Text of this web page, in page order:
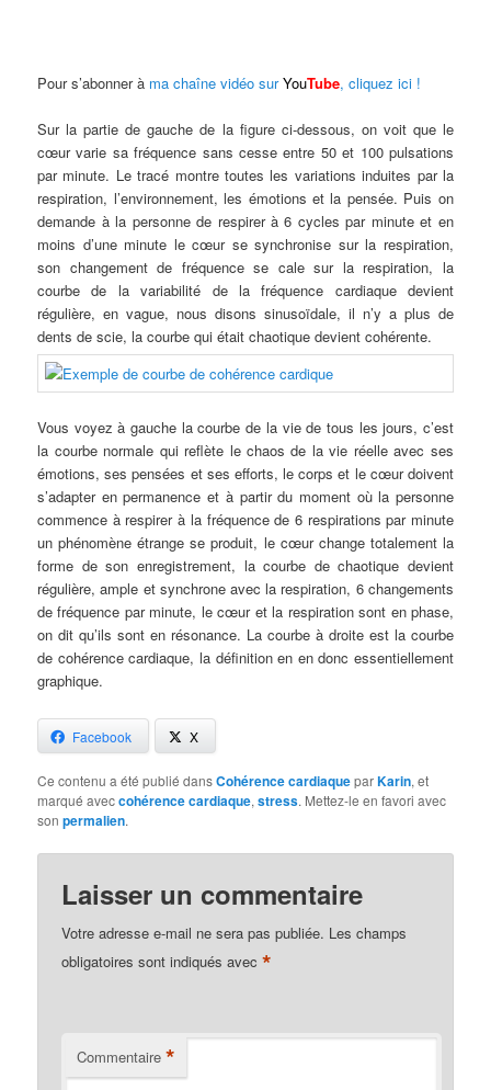
Pour s’abonner à ma chaîne vidéo surYouTube, cliquez ici !
Sur la partie de gauche de la figure ci-dessous, on voit que le
cœur varie sa fréquence sans cesse entre 50 et 100 pulsations
par minute. Le tracé montre toutes les variations induites par la
respiration, l’environnement, les émotions et la pensée. Puis on
demande à la personne de respirer à 6 cycles par minute et en
moins d’une minute le cœur se synchronise sur la respiration,
son changement de fréquence se cale sur la respiration, la
courbe de la variabilité de la fréquence cardiaque devient
régulière, en vague, nous disons sinusoïdale, il n’y a plus de
dents de scie, la courbe qui était chaotique devient cohérente.
Vous voyez à gauche la courbe de la vie de tous les jours, c’est
la courbe normale qui reflète le chaos de la vie réelle avec ses
émotions, ses pensées et ses efforts, le corps et le cœur doivent
s’adapter en permanence et à partir du moment où la personne
commence à respirer à la fréquence de 6 respirations par minute
un phénomène étrange se produit, le cœur change totalement la
forme de son enregistrement, la courbe de chaotique devient
régulière, ample et synchrone avec la respiration, 6 changements
de fréquence par minute, le cœur et la respiration sont en phase,
on dit qu’ils sont en résonance. La courbe à droite est la courbe
de cohérence cardiaque, la définition en en donc essentiellement
graphique.
Facebook X
Ce contenu a été publié dansCohérence cardiaqueparKarin, et
marqué aveccohérence cardiaque,stress. Mettez-le en favori avec
sonpermalien.
Laisser un commentaire
Votre adresse e-mail ne sera pas publiée. Les champs
obligatoires sont indiqués avec*
Commentaire *